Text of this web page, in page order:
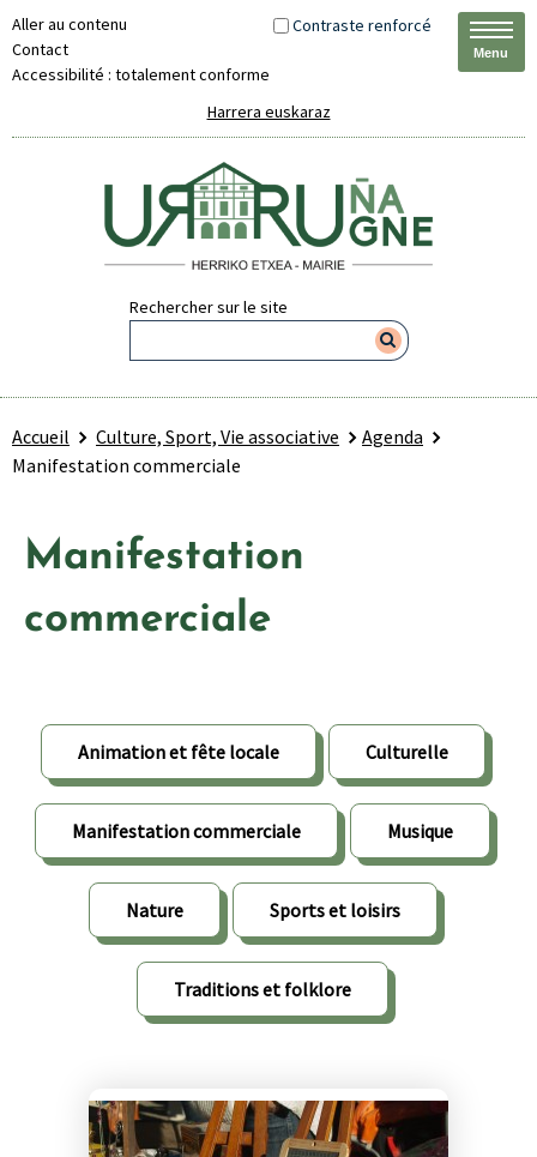
Aller au contenu
Contact
Accessibilité : totalement conforme
Contraste renforcé
Harrera euskaraz
Rechercher sur le site
Menu
Accueil Culture, Sport, Vie associative
Agenda
Manifestation commerciale
Manifestation
commerciale
Animation et fête locale Culturelle
Manifestation commerciale Musique
Nature Sports et loisirs
Traditions et folklore